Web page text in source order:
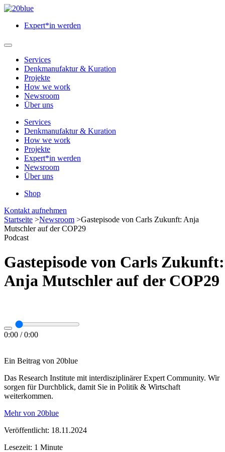
Zum
springenExpert*in werden
Hauptmenü
öffnenServices
Denkmanufaktur & Kuration
Projekte
How we work
Newsroom
Über uns
Services
Denkmanufaktur & Kuration
How we work
Projekte
Expert*in werden
Newsroom
Über uns
Shop
Menü
schließen
Kontakt aufnehmen
Startseite >Newsroom >Gastepisode von Carls Zukunft: Anja
Mutschler auf der COP29
Podcast
Gastepisode von Carls Zukunft:
Anja Mutschler auf der COP29
0:00 /0:00
Ein Beitrag von 20blue
Das Research Institute mit interdisziplinärer Expert Community. Wir
sorgen für Durchblick, damit Sie in Politik & Wirtschaft
weiterkommen.
Mehr von 20blue
Veröffentlicht: 18.11.2024
Lesezeit: 1 Minute